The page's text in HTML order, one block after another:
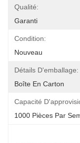
Qualité:
Garanti
Condition:
Nouveau
Détails D'emballage:
Boîte En Carton
Capacité
1000 Pièces Par